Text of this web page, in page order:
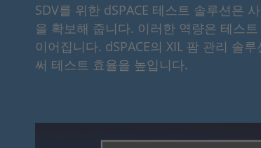
SDV를 위한 dSPACE 테스트 솔루션은
을 확보해 줍니다. 이러한 역량은 테스
이어집니다. dSPACE의 XIL 팜 관리 솔
써 테스트 효율을 높입니다.